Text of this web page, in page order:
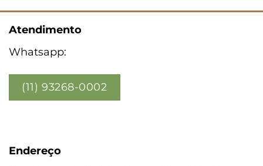
Atendimento
Whatsapp:
(11) 93268-0002
Endereço